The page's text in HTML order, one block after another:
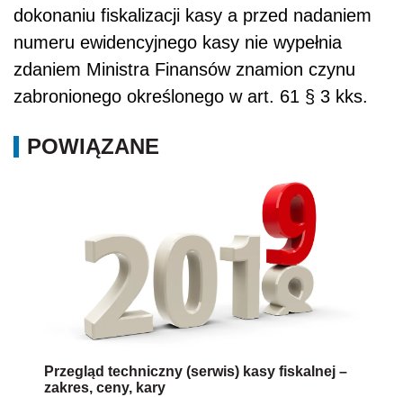
dokonaniu fiskalizacji kasy a przed nadaniem
numeru ewidencyjnego kasy nie wypełnia
zdaniem Ministra Finansów znamion czynu
zabronionego określonego w art. 61 § 3 kks.
POWIĄZANE
Przegląd techniczny (serwis) kasy fiskalnej –
zakres, ceny, kary